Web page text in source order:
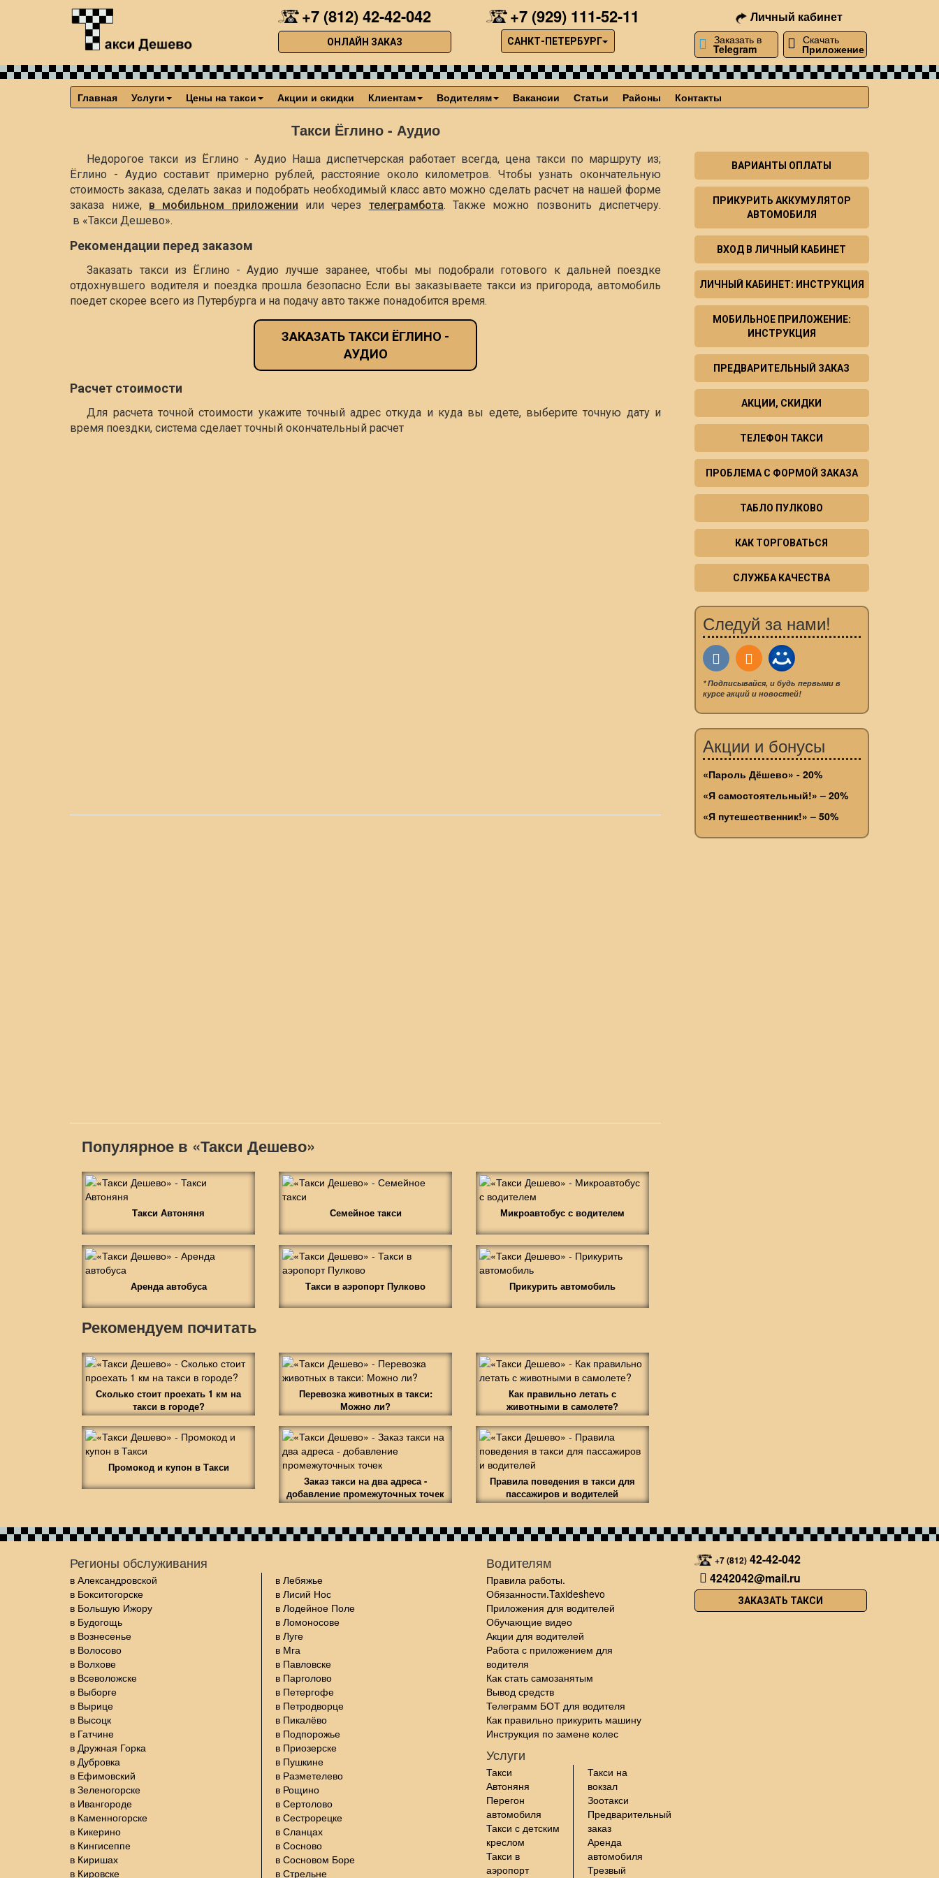
+7 (812) 42-42-042
ОНЛАЙН ЗАКАЗ
+7 (929) 111-52-11
САНКТ-ПЕТЕРБУРГ
Личный кабинет
Заказать в
Telegram
Скачать
Приложение
Главная Услуги Цены на такси Акции и скидки Клиентам Водителям Вакансии Статьи Районы Контакты
Такси Ёглино - Аудио
Недорогое такси из Ёглино - Аудио Наша диспетчерская работает всегда, цена такси по маршруту из;
Ёглино - Аудио составит примернорублей, расстояние около километров. Чтобы узнать окончательную
стоимость заказа, сделать заказ и подобрать необходимый класс авто можно сделать расчет на нашей форме
заказа ниже, в мобильном приложении или через телеграмбота. Также можно позвонить диспетчеру.
в «Такси Дешево».
Рекомендации перед заказом
Заказать такси из Ёглино - Аудио лучше заранее, чтобы мы подобрали готового к дальней поездке
отдохнувшего водителя и поездка прошла безопасно Если вы заказываете такси из пригорода, автомобиль
поедет скорее всего из Путербурга и на подачу авто также понадобится время.
ЗАКАЗАТЬ ТАКСИ ЁГЛИНО -
АУДИО
Расчет стоимости
Для расчета точной стоимости укажите точный адрес откуда и куда вы едете, выберите точную дату и
время поездки, система сделает точный окончательный расчет
Популярное в «Такси Дешево»
Такси Автоняня Семейное такси Микроавтобус с водителем
Аренда автобуса Такси в аэропорт Пулково Прикурить автомобиль
Рекомендуем почитать
Сколько стоит проехать 1 км на
такси в городе?
Перевозка животных в такси:
Можно ли?
Как правильно летать с
животными в самолете?
Промокод и купон в Такси
Заказ такси на два адреса -
добавление промежуточных точек
Правила поведения в такси для
пассажиров и водителей
ВАРИАНТЫ ОПЛАТЫ
ПРИКУРИТЬ АККУМУЛЯТОР
АВТОМОБИЛЯ
ВХОД В ЛИЧНЫЙ КАБИНЕТ
ЛИЧНЫЙ КАБИНЕТ: ИНСТРУКЦИЯ
МОБИЛЬНОЕ ПРИЛОЖЕНИЕ:
ИНСТРУКЦИЯ
ПРЕДВАРИТЕЛЬНЫЙ ЗАКАЗ
АКЦИИ, СКИДКИ
ТЕЛЕФОН ТАКСИ
ПРОБЛЕМА С ФОРМОЙ ЗАКАЗА
ТАБЛО ПУЛКОВО
КАК ТОРГОВАТЬСЯ
СЛУЖБА КАЧЕСТВА
Следуй за нами!
* Подписывайся, и будь первыми в
курсе акций и новостей!
Акции и бонусы
«Пароль Дёшево» - 20%
«Я самостоятельный!» – 20%
«Я путешественник!» – 50%
Регионы обслуживания
в Александровской
в Бокситогорске
в Большую Ижору
в Будогощь
в Вознесенье
в Волосово
в Волхове
в Всеволожске
в Выборге
в Вырице
в Высоцк
в Гатчине
в Дружная Горка
в Дубровка
в Ефимовский
в Зеленогорске
в Ивангороде
в Каменногорске
в Кикерино
в Кингисеппе
в Киришах
в Кировске
в Лебяжье
в Лисий Нос
в Лодейное Поле
в Ломоносове
в Луге
в Мга
в Павловске
в Парголово
в Петергофе
в Петродворце
в Пикалёво
в Подпорожье
в Приозерске
в Пушкине
в Разметелево
в Рощино
в Сертолово
в Сестрорецке
в Сланцах
в Сосново
в Сосновом Боре
в Стрельне
Водителям
Правила работы.
Обязанности.Taxideshevo
Приложения для водителей
Обучающие видео
Акции для водителей
Работа с приложением для
водителя
Как стать самозанятым
Вывод средств
Телеграмм БОТ для водителя
Как правильно прикурить машину
Инструкция по замене колес
Услуги
Такси
Автоняня
Перегон
автомобиля
Такси с детским
креслом
Такси в
аэропорт
Такси на
вокзал
Зоотакси
Предварительный
заказ
Аренда
автомобиля
Трезвый
+7 (812) 42-42-042
4242042@mail.ru
ЗАКАЗАТЬ ТАКСИ